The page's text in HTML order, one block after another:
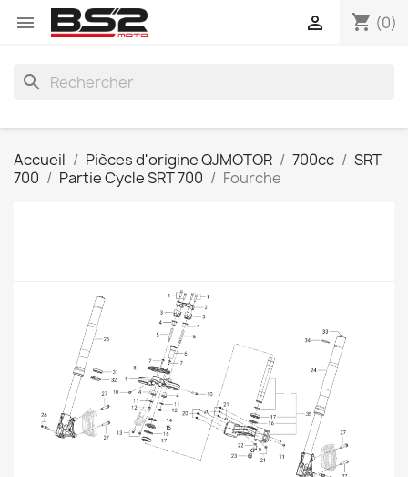
 shopping_cart (0)

search
Accueil Pièces d'origine QJMOTOR 700cc
SRT
700
Partie Cycle SRT 700 Fourche